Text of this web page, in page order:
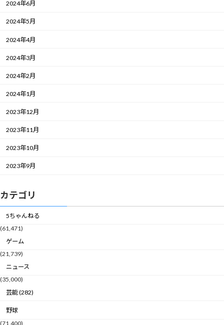
2024年6月
2024年5月
2024年4月
2024年3月
2024年2月
2024年1月
2023年12月
2023年11月
2023年10月
2023年9月
カテゴリ
5ちゃんねる
(61,471)
ゲーム
(21,739)
ニュース
(35,000)
芸能 (282)
野球
(71,400)